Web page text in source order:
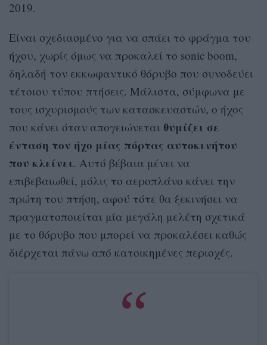
2019.
Είναι σχεδιασμένο για να σπάει το φράγμα του
ήχου, χωρίς όμως να προκαλεί το sonic boom,
δηλαδή τον εκκωφαντικό θόρυβο που συνοδεύει
τέτοιου τύπου πτήσεις. Μάλιστα, σύμφωνα με
τους ισχυρισμούς των κατασκευαστών, ο ήχος
που κάνει όταν απογειώνεται θυμίζει σε
ένταση τον ήχο μίας πόρτας αυτοκινήτου
που κλείνει. Αυτό βέβαια μένει να
επιβεβαιωθεί, μόλις το αεροπλάνο κάνει την
πρώτη του πτήση, αφού τότε θα ξεκινήσει να
πραγματοποιείται μία μεγάλη μελέτη σχετικά
με το θόρυβο που μπορεί να προκαλέσει καθώς
διέρχεται πάνω από κατοικημένες περιοχές.